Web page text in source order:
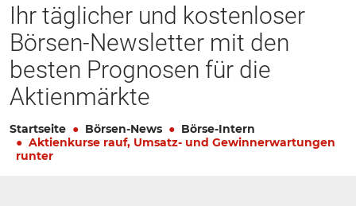
Ihr täglicher und kostenloser
Börsen-Newsletter mit den
besten Prognosen für die
Aktienmärkte
Startseite Börsen-News
Börse-Intern
Aktienkurse rauf, Umsatz- und Gewinnerwartungen
runter